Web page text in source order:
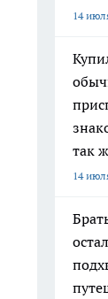
14
так
14